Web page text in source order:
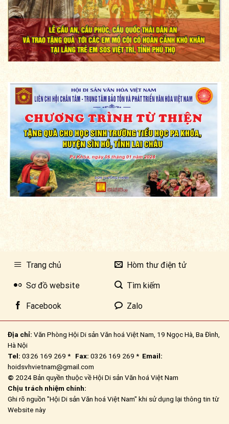
Trang chủ Hòm thư điện tử
Sơ đồ website Tìm kiếm
Facebook Zalo
Địa chỉ: Văn Phòng Hội Di sản Văn hoá Việt Nam, 19 Ngọc Hà, Ba Đình,
Hà Nội
Tel: 0326 169 269 * Fax: 0326 169 269 *Email:
hoidsvhvietnam@gmail.com
© 2024 Bản quyền thuộc về Hội Di sản Văn hoá Việt Nam
Chịu trách nhiệm chính:
Ghi rõ nguồn "Hội Di sản Văn hoá Việt Nam" khi sử dụng lại thông tin từ
Website này